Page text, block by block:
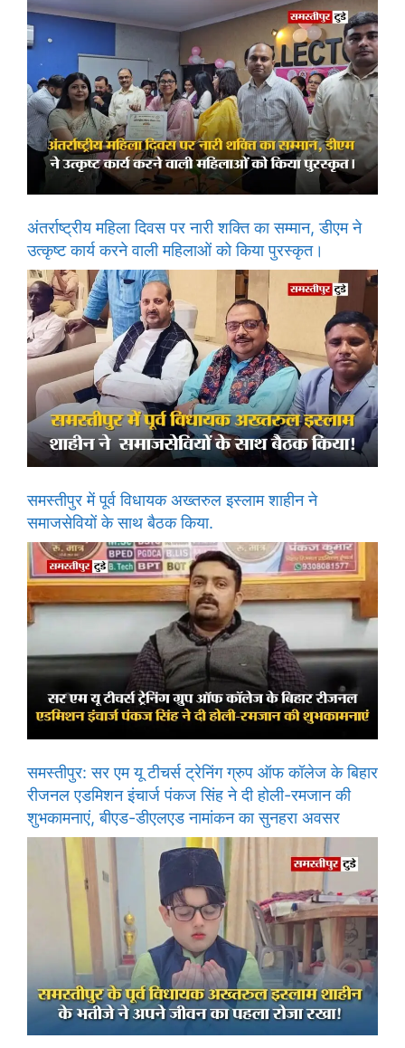
अंतर्राष्ट्रीय महिला दिवस पर नारी शक्ति का सम्मान, डीएम ने
उत्कृष्ट कार्य करने वाली महिलाओं को किया पुरस्कृत।
समस्तीपुर में पूर्व विधायक अख्तरुल इस्लाम शाहीन ने
समाजसेवियों के साथ बैठक किया.
समस्तीपुर: सर एम यू टीचर्स ट्रेनिंग ग्रुप ऑफ कॉलेज के बिहार
रीजनल एडमिशन इंचार्ज पंकज सिंह ने दी होली-रमजान की
शुभकामनाएं, बीएड-डीएलएड नामांकन का सुनहरा अवसर